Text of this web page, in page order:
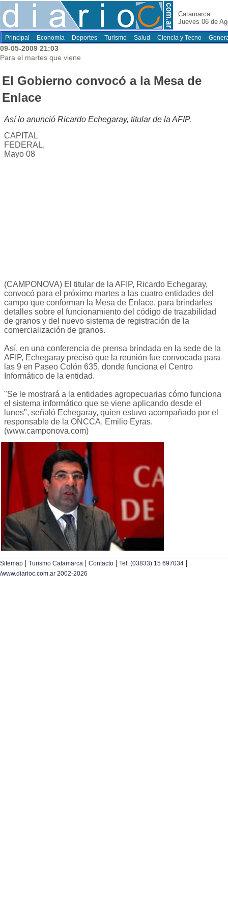
Catamarca
Jueves 06 de
Principal Economia Deportes Turismo Salud Ciencia y Tecno
09-05-2009 21:03
Para el martes que viene
El Gobierno convocó a la Mesa de
Enlace
Así lo anunció Ricardo Echegaray, titular de la AFIP.
CAPITAL
FEDERAL,
Mayo 08
(CAMPONOVA) El titular de la AFIP, Ricardo Echegaray,
convocó para el próximo martes a las cuatro entidades del
campo que conforman la Mesa de Enlace, para brindarles
detalles sobre el funcionamiento del código de trazabilidad
de granos y del nuevo sistema de registración de la
comercialización de granos.
Así, en una conferencia de prensa brindada en la sede de la
AFIP, Echegaray precisó que la reunión fue convocada para
las 9 en Paseo Colón 635, donde funciona el Centro
Informático de la entidad.
"Se le mostrará a la entidades agropecuarias cómo funciona
el sistema informático que se viene aplicando desde el
lunes", señaló Echegaray, quien estuvo acompañado por el
responsable de la ONCCA, Emilio Eyras.
(www.camponova.com)
Sitemap | Turismo Catamarca | Contacto | Tel. (03833) 15 697034 |
/www.diarioc.com.ar 2002-2026